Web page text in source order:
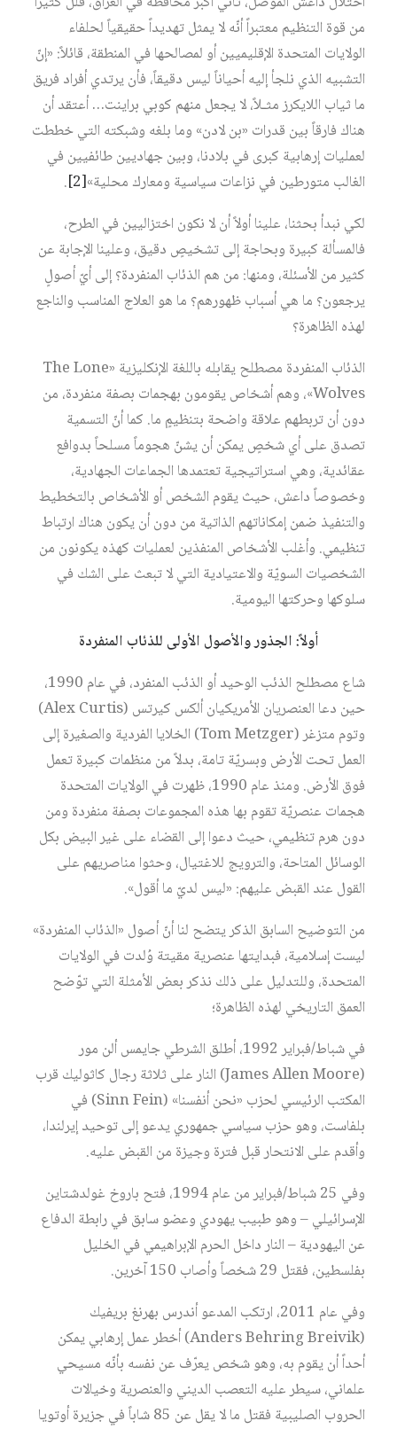
من قوة التنظيم معتبراً أنّه لا يمثل تهديداً حقيقياً لحلفاء
الولايات المتحدة الإقليميين أو لمصالحها في المنطقة، قائلاً: «إنّ
التشبيه الذي نلجأ إليه أحياناً ليس دقيقاً، فأن يرتدي أفراد فريق
ما ثياب اللايكرز مثـلاً، لا يجعل منهم كوبي براينت… أعتقد أن
هناك فارقاً بين قدرات «بن لادن» وما بلغه وشبكته التي خططت
لعمليات إرهابية كبرى في بلادنا، وبين جهاديين طائفيين في
الغالب متورطين في نزاعات سياسية ومعارك محلية»‏[2]
.
لكي نبدأ بحثنا، علينا أولاً أن لا نكون اختزاليين في الطرح،
فالمسألة كبيرة وبحاجة إلى تشخيصٍ دقيق، وعلينا الإجابة عن
كثير من الأسئلة، ومنها: من هم الذئاب المنفردة؟ إلى أيّ أصولٍ
يرجعون؟ ما هي أسباب ظهورهم؟ ما هو العلاج المناسب والناجع
لهذه الظاهرة؟
الذئاب المنفردة مصطلح يقابله باللغة الإنكليزية «The Lone
Wolves»، وهم أشخاص يقومون بهجمات بصفة منفردة، من
دون أن تربطهم علاقة واضحة بتنظيمٍ ما. كما أنّ التسمية
تصدق على أي شخصٍ يمكن أن يشنّ هجوماً مسلحاً بدوافع
عقائدية، وهي استراتيجية تعتمدها الجماعات الجهادية،
وخصوصاً داعش، حيث يقوم الشخص أو الأشخاص بالتخطيط
والتنفيذ ضمن إمكاناتهم الذاتية من دون أن يكون هناك ارتباط
تنظيمي. وأغلب الأشخاص المنفذين لعمليات كهذه يكونون من
الشخصيات السويّة والاعتيادية التي لا تبعث على الشك في
سلوكها وحركتها اليومية.
أولاً: الجذور والأصول الأولى للذئاب المنفردة
شاع مصطلح الذئب الوحيد أو الذئب المنفرد، في عام 1990،
حين دعا العنصريان الأمريكيان ألكس كيرتس (Alex Curtis)
وتوم متزغر (Tom Metzger) الخلايا الفردية والصغيرة إلى
العمل تحت الأرض وبسريّة تامة، بدلاً من منظمات كبيرة تعمل
فوق الأرض. ومنذ عام 1990، ظهرت في الولايات المتحدة
هجمات عنصريّة تقوم بها هذه المجموعات بصفة منفردة ومن
دون هرم تنظيمي، حيث دعوا إلى القضاء على غير البيض بكل
الوسائل المتاحة، والترويج للاغتيال، وحثوا مناصريهم على
القول عند القبض عليهم: «ليس لديّ ما أقول».
من التوضیح السابق الذكر يتضح لنا أنّ أصول «الذئاب المنفردة»
ليست إسلامية، فبدايتها عنصرية مقيتة وُلدت في الولايات
المتحدة، وللتدليل على ذلك نذكر بعض الأمثلة التي توّضح
العمق التاريخي لهذه الظاهرة؛
في شباط/فبراير 1992، أطلق الشرطي جايمس ألن مور
(James Allen Moore) النار على ثلاثة رجال كاثوليك قرب
المكتب الرئيسي لحزب «نحن أنفسنا» (Sinn Fein) في
بلفاست، وهو حزب سياسي جمهوري يدعو إلى توحيد إيرلندا،
وأقدم على الانتحار قبل فترة وجيزة من القبض عليه.
وفي 25 شباط/فبراير من عام 1994، فتح باروخ غولدشتاين
الإسرائيلي – وهو طبيب يهودي وعضو سابق في رابطة الدفاع
عن اليهودية – النار داخل الحرم الإبراهيمي في الخليل
بفلسطين، فقتل 29 شخصاً وأصاب 150 آخرين.
وفي عام 2011، ارتكب المدعو أندرس بهرنغ بريفيك
(Anders Behring Breivik) أخطر عمل إرهابي يمكن
أحداً أن يقوم به، وهو شخص يعرّف عن نفسه بأنّه مسيحي
علماني، سيطر عليه التعصب الديني والعنصرية وخيالات
الحروب الصليبية فقتل ما لا يقل عن 85 شاباً في جزيرة أوتويا